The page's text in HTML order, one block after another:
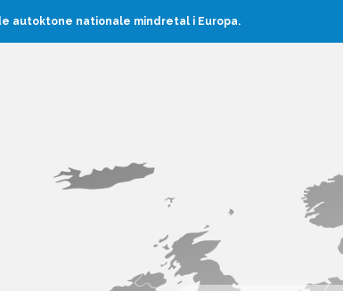
autoktone nationale mindretal i Europa.